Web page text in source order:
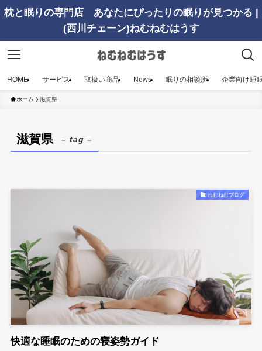
枕と眠りの専門店 あなたにぴったりの眠りが見つかる |
(西川チェーン)ねむねむはうす
HOME サービス 取扱い商品 News 眠りの相談所 企業向け睡
ホーム 滋賀県
滋賀県 – tag –
ねむねむブログ
快適な睡眠のための寝姿勢ガイド